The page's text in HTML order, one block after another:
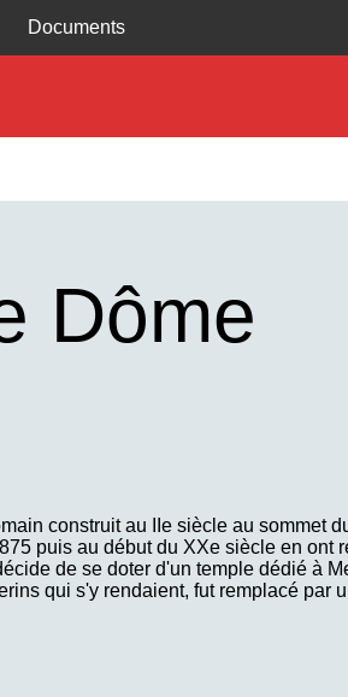
Documents
Dôme
construit au IIe siècle au sommet
puis au début du XXe siècle en ont
de se doter d'un temple dédié à
qui s'y rendaient, fut remplacé par